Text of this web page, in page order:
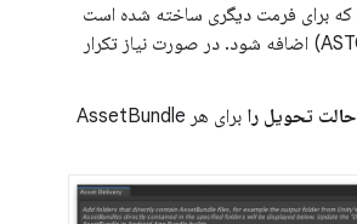
AssetBundles که برای فرمت دیگری ساخته شده است
(به عنوان مثال ASTC) اضافه شود. در صورت نیاز تکرار
حالت تحویل را
برای هر AssetBundle